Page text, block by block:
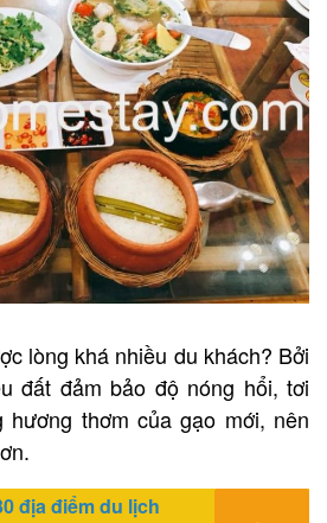
lòng khá nhiều du khách? Bởi
đất đảm bảo độ nóng hổi, tơi
hương thơm của gạo mới, nên
địa điểm du lịch